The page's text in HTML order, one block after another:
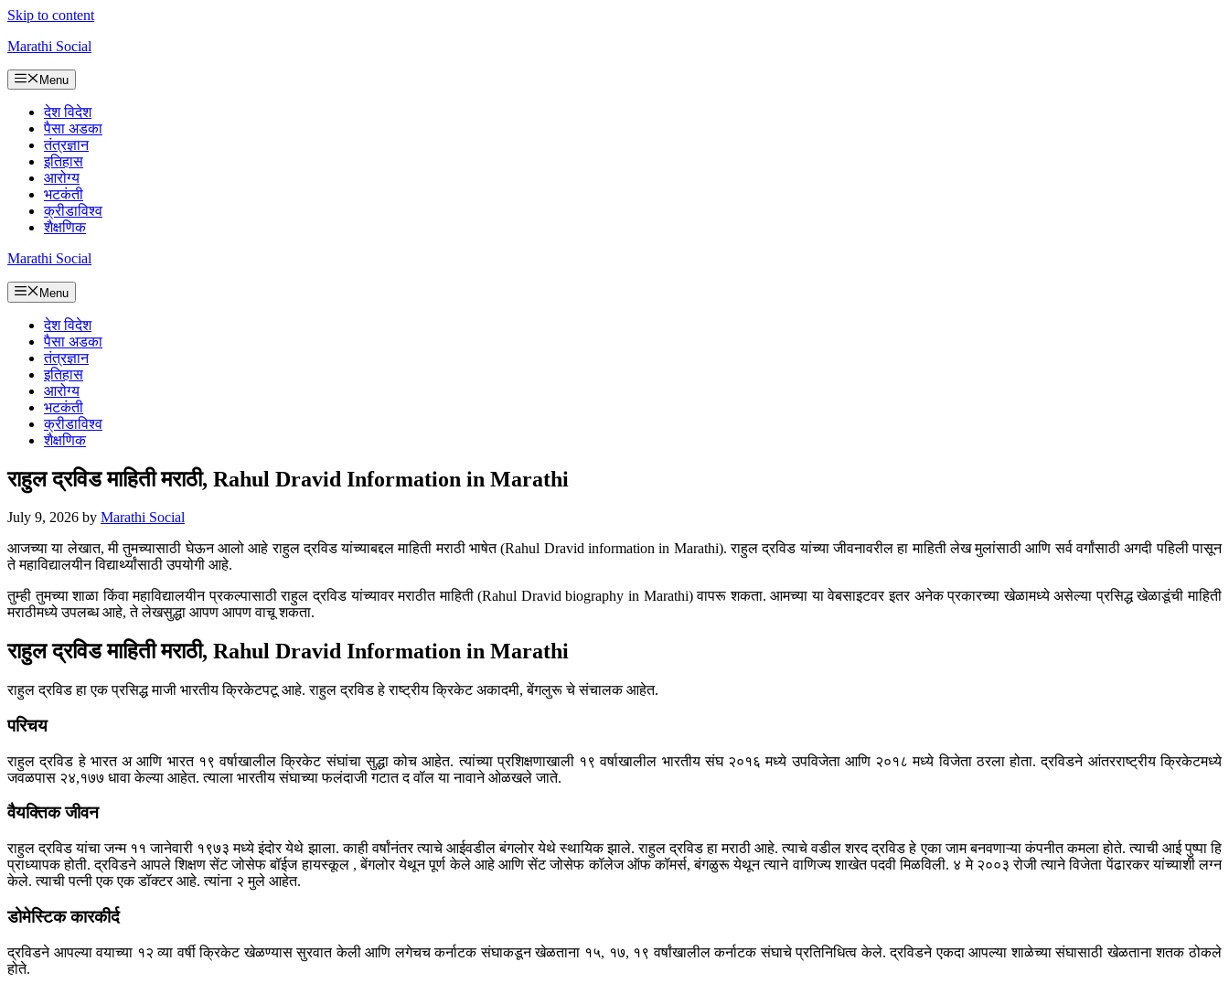
Skip to content
Marathi Social
Menu
देश विदेश
पैसा अडका
तंत्रज्ञान
इतिहास
आरोग्य
भटकंती
क्रीडाविश्व
शैक्षणिक
Marathi Social
Menu
देश विदेश
पैसा अडका
तंत्रज्ञान
इतिहास
आरोग्य
भटकंती
क्रीडाविश्व
शैक्षणिक
राहुल द्रविड माहिती मराठी, Rahul Dravid Information in Marathi
July 9, 2026 by Marathi Social
आजच्या या लेखात, मी तुमच्यासाठी घेऊन आलो आहे राहुल द्रविड यांच्याबद्दल माहिती मराठी भाषेत (Rahul Dravid information in Marathi). राहुल द्रविड यांच्या जीवनावरील हा माहिती लेख मुलांसाठी आणि सर्व वर्गांसाठी अगदी पहिली पासून
ते महाविद्यालयीन विद्यार्थ्यांसाठी उपयोगी आहे.
तुम्ही तुमच्या शाळा किंवा महाविद्यालयीन प्रकल्पासाठी राहुल द्रविड यांच्यावर मराठीत माहिती (Rahul Dravid biography in Marathi) वापरू शकता. आमच्या या वेबसाइटवर इतर अनेक प्रकारच्या खेळामध्ये असेल्या प्रसिद्ध खेळाडूंची माहिती
मराठीमध्ये उपलब्ध आहे, ते लेखसुद्धा आपण आपण वाचू शकता.
राहुल द्रविड माहिती मराठी, Rahul Dravid Information in Marathi
राहुल द्रविड हा एक प्रसिद्ध माजी भारतीय क्रिकेटपटू आहे. राहुल द्रविड हे राष्ट्रीय क्रिकेट अकादमी, बेंगलुरू चे संचालक आहेत.
परिचय
राहुल द्रविड हे भारत अ आणि भारत १९ वर्षाखालील क्रिकेट संघांचा सुद्धा कोच आहेत. त्यांच्या प्रशिक्षणाखाली १९ वर्षाखालील भारतीय संघ २०१६ मध्ये उपविजेता आणि २०१८ मध्ये विजेता ठरला होता. द्रविडने आंतरराष्ट्रीय क्रिकेटमध्ये
जवळपास २४,१७७ धावा केल्या आहेत. त्याला भारतीय संघाच्या फलंदाजी गटात द वॉल या नावाने ओळखले जाते.
वैयक्तिक जीवन
राहुल द्रविड यांचा जन्म ११ जानेवारी १९७३ मध्ये इंदोर येथे झाला. काही वर्षांनंतर त्याचे आईवडील बंगलोर येथे स्थायिक झाले. राहुल द्रविड हा मराठी आहे. त्याचे वडील शरद द्रविड हे एका जाम बनवणाऱ्या कंपनीत कमला होते. त्याची आई पुष्पा हि
प्राध्यापक होती. द्रविडने आपले शिक्षण सेंट जोसेफ बॉईज हायस्कूल , बेंगलोर येथून पूर्ण केले आहे आणि सेंट जोसेफ कॉलेज ऑफ कॉमर्स, बंगळुरू येथून त्याने वाणिज्य शाखेत पदवी मिळविली. ४ मे २००३ रोजी त्याने विजेता पेंढारकर यांच्याशी लग्न
केले. त्याची पत्नी एक एक डॉक्टर आहे. त्यांना २ मुले आहेत.
डोमेस्टिक कारकीर्द
द्रविडने आपल्या वयाच्या १२ व्या वर्षी क्रिकेट खेळण्यास सुरवात केली आणि लगेचच कर्नाटक संघाकडून खेळताना १५, १७, १९ वर्षांखालील कर्नाटक संघाचे प्रतिनिधित्व केले. द्रविडने एकदा आपल्या शाळेच्या संघासाठी खेळताना शतक ठोकले
होते.